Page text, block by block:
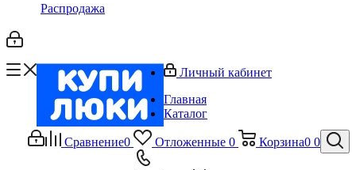
Распродажа
Сравнение0 Отложенные 0 Корзина0 0
Личный кабинет
Главная
Каталог